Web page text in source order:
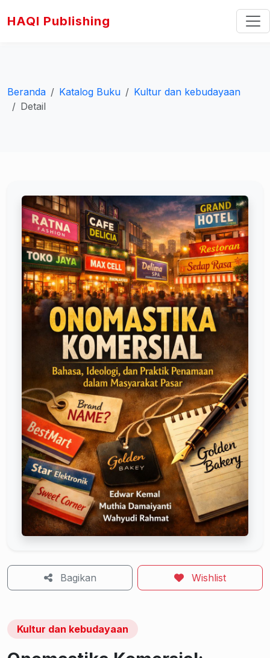
HAQI Publishing
Beranda Katalog Buku
Kultur dan kebudayaan
Detail
Bagikan Wishlist
Kultur dan kebudayaan